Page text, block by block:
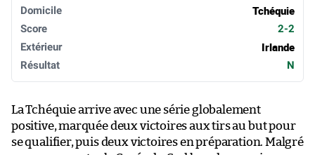
Tchéquie
2-2
Irlande
N
La Tchéquie arrive avec une série globalement
positive, marquée deux victoires aux tirs au but pour
se qualifier, puis deux victoires en préparation. Malgré